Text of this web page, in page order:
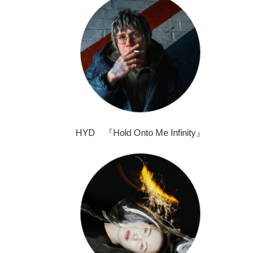
HYD 『Hold Onto Me Infinity』